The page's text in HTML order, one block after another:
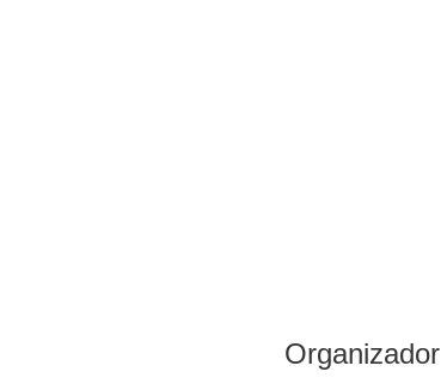
Organizador